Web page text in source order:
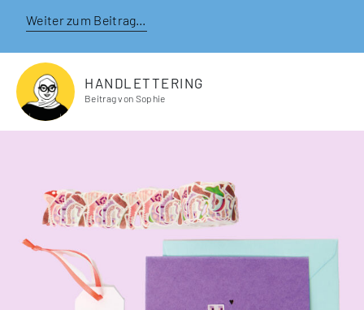
Weiter zum Beitrag…
HANDLETTERING
Beitrag von Sophie